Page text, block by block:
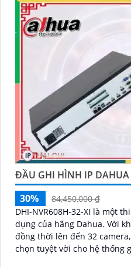
ĐẦU GHI HÌNH IP
30%
84,450,000 ₫
DHI-NVR608H-32-XI là một
dụng của hãng Dahua. Với khả năng ghi lại và quản lý
đồng thời lên đến 32 camera,
chọn tuyệt vời cho hệ thống